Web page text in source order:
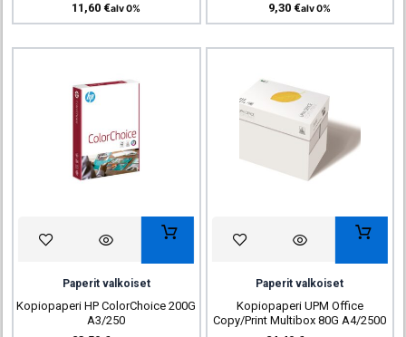
11,60 €alv 0%
9,30 €alv 0%
Paperit valkoiset
Kopiopaperi HP ColorChoice 200G
A3/250
Paperit valkoiset
Kopiopaperi UPM Office
Copy/Print Multibox 80G A4/2500